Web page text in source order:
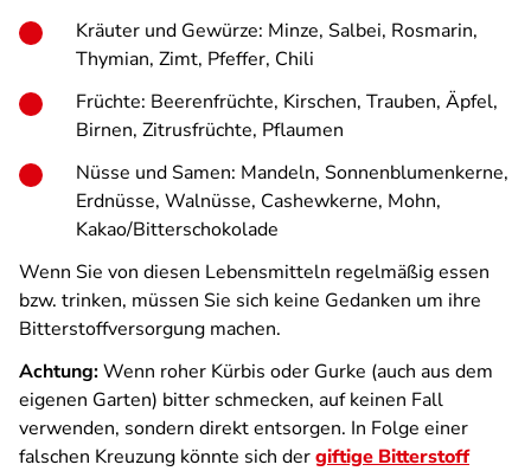
Kräuter und Gewürze: Minze, Salbei, Rosmarin,
Thymian, Zimt, Pfeffer, Chili
Früchte: Beerenfrüchte, Kirschen, Trauben, Äpfel,
Birnen, Zitrusfrüchte, Pflaumen
Nüsse und Samen: Mandeln, Sonnenblumenkerne,
Erdnüsse, Walnüsse, Cashewkerne, Mohn,
Kakao/Bitterschokolade
Wenn Sie von diesen Lebensmitteln regelmäßig essen
bzw. trinken, müssen Sie sich keine Gedanken um ihre
Bitterstoffversorgung machen.
Achtung:Wenn roher Kürbis oder Gurke (auch aus dem
eigenen Garten) bitter schmecken, auf keinen Fall
verwenden, sondern direkt entsorgen. In Folge einer
falschen Kreuzung könnte sich dergiftige Bitterstoff